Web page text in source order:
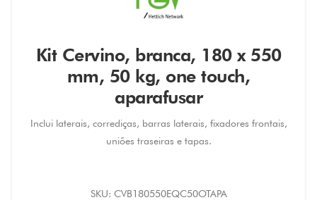
Kit Cervino, branca, 180 x 550
mm, 50 kg, one touch,
aparafusar
Inclui laterais, corrediças, barras laterais, fixadores frontais,
uniões traseiras e tapas.
SKU: CVB180550EQC50OTAPA